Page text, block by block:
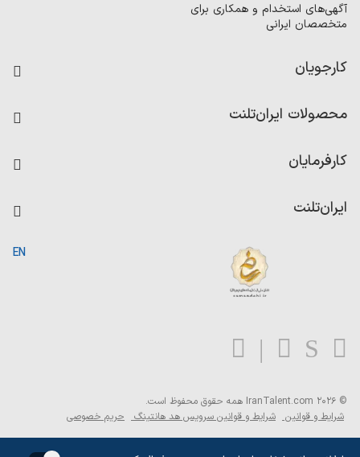
آگهی‌های استخدام و همکاری برای
متخصصان ایرانی
کارجویان
رزومه ساز
امتیاز شرکت‌ها
محصولات ایران‌تلنت
کاردیکس
کارفرمایان
ایران‌تلنت
بلاگ
EN
© 2026 IranTalent.com
همه حقوق محفوظ است.
شرایط و قوانین شرایط و قوانین سرویس هد هانتینگ حریم خصوصی